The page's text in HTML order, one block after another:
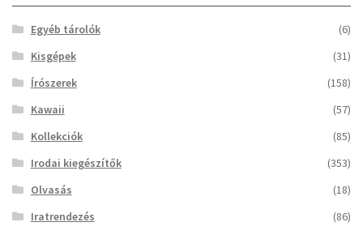
Egyéb tárolók
(6)
Kisgépek
(31)
Írószerek
(158)
Kawaii
(57)
Kollekciók
(85)
Irodai kiegészítők
(353)
Olvasás
(18)
Iratrendezés
(86)